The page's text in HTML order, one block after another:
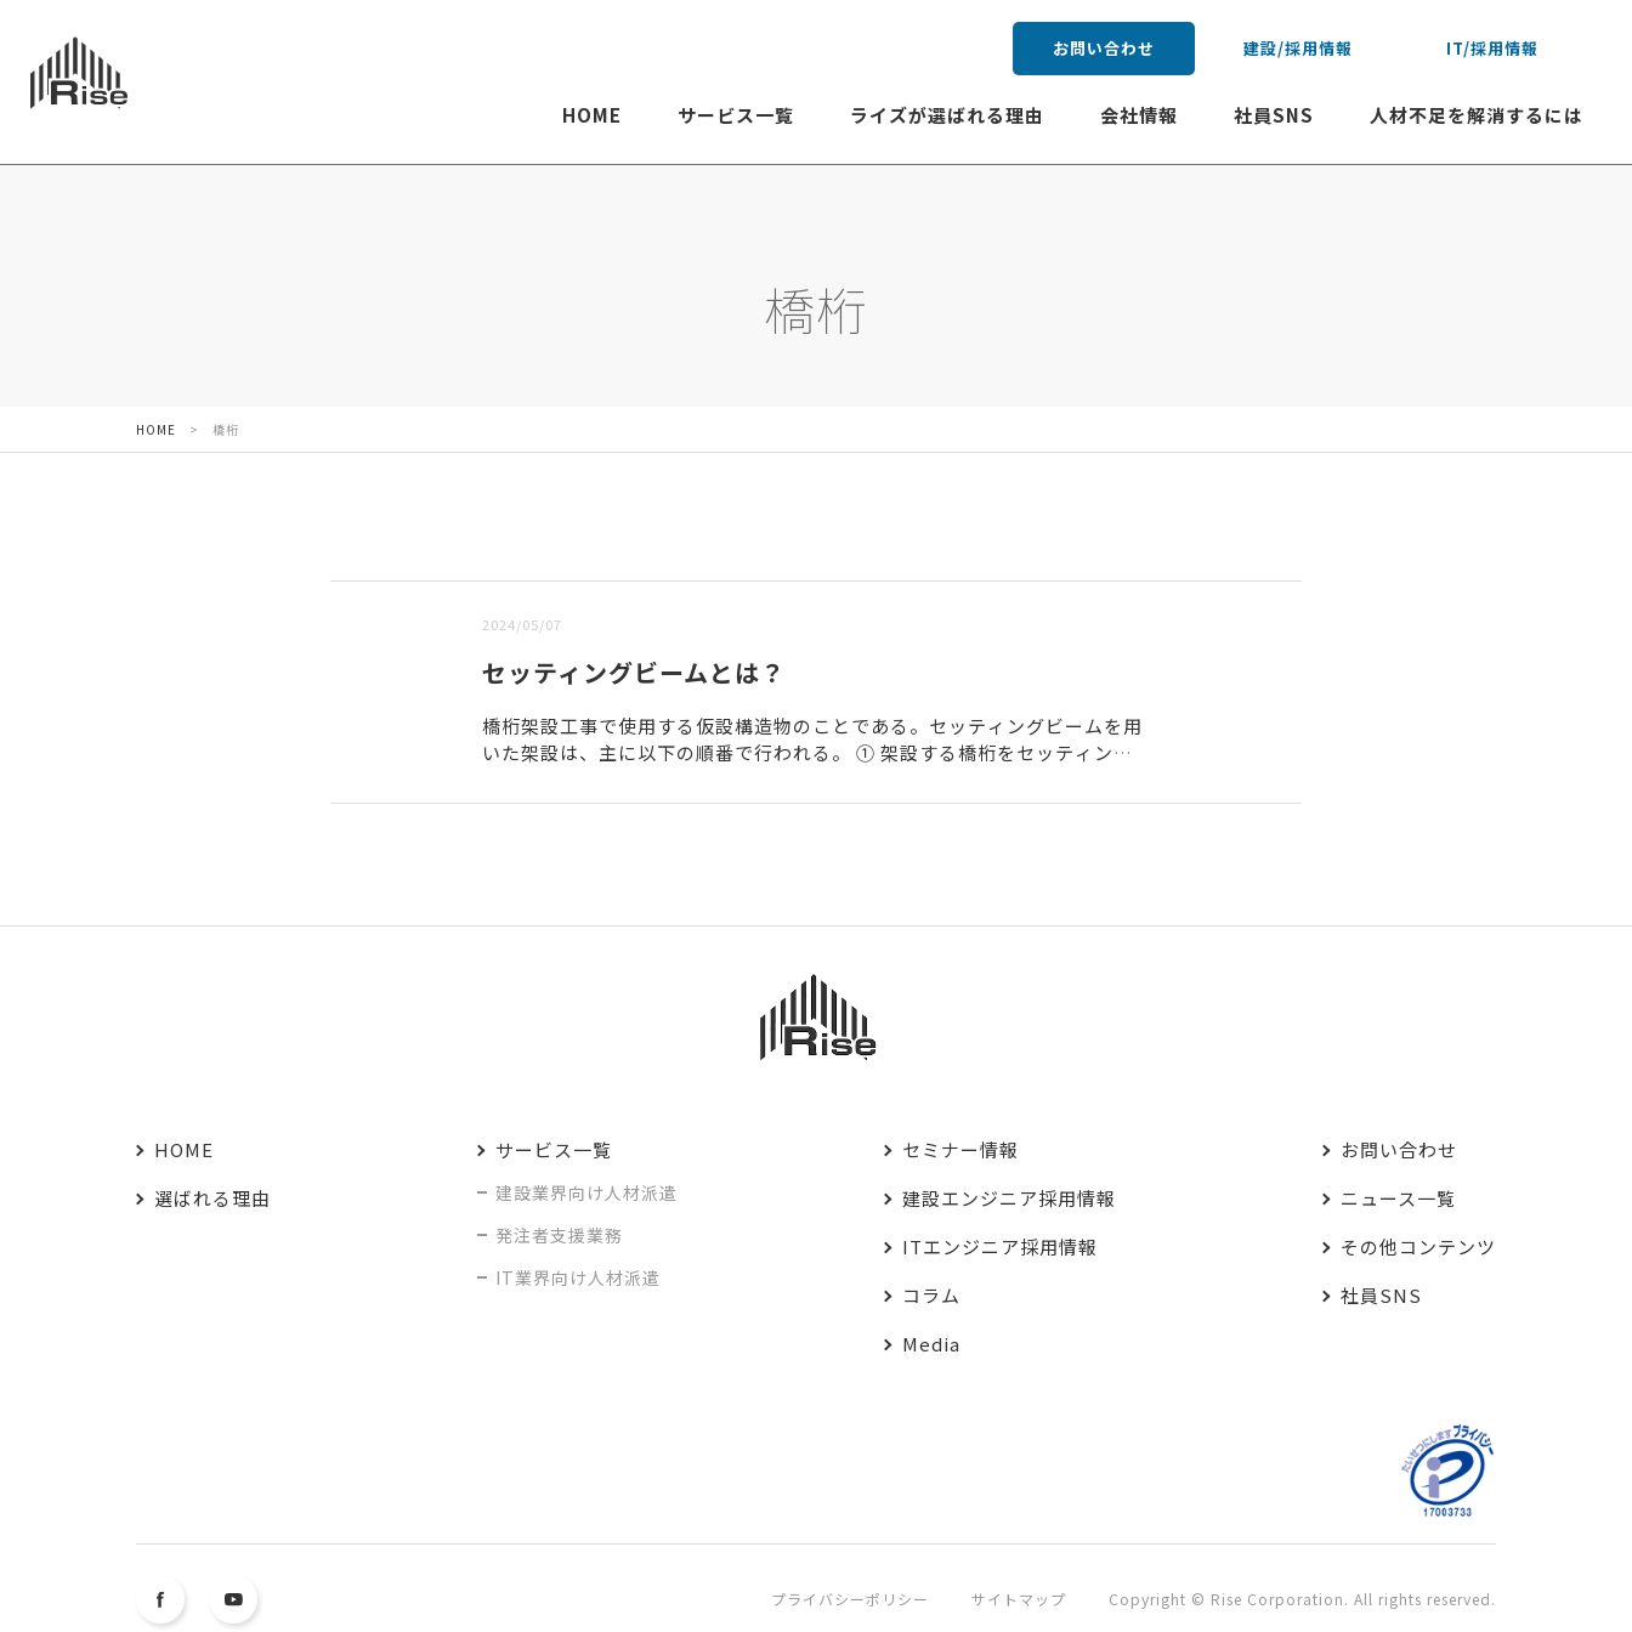
お問い合わせ 建設/採用情報 IT/採用情報
HOME サービス一覧 ライズが選ばれる理由 会社情報 社員SNS 人材不足を解消するには
橋桁
HOME > 橋桁
2024/05/07
セッティングビームとは？
橋桁架設工事で使用する仮設構造物のことである。セッティングビームを用
いた架設は、主に以下の順番で行われる。 ① 架設する橋桁をセッティング
HOME
選ばれる理由
サービス一覧
建設業界向け人材派遣
発注者支援業務
IT業界向け人材派遣
セミナー情報
建設エンジニア採用情報
ITエンジニア採用情報
コラム
Media
お問い合わせ
ニュース一覧
その他コンテンツ
社員SNS
プライバシーポリシー サイトマップ Copyright © Rise Corporation. All rights reserved.